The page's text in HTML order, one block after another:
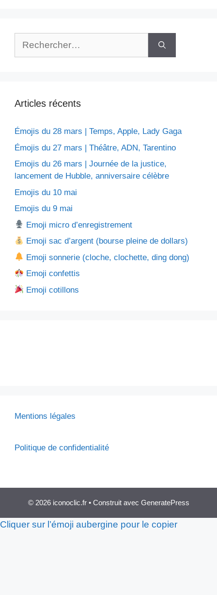
Articles récents
Émojis du 28 mars | Temps, Apple, Lady Gaga
Émojis du 27 mars | Théâtre, ADN, Tarentino
Emojis du 26 mars | Journée de la justice,
lancement de Hubble, anniversaire célèbre
Emojis du 10 mai
Emojis du 9 mai
Emoji micro d’enregistrement
Emoji sac d’argent (bourse pleine de dollars)
Emoji sonnerie (cloche, clochette, ding dong)
Emoji confettis
Emoji cotillons
Mentions légales
Politique de confidentialité
© 2026 iconoclic.fr• Construit avec GeneratePress
Cliquer sur l’émoji aubergine pour le copier